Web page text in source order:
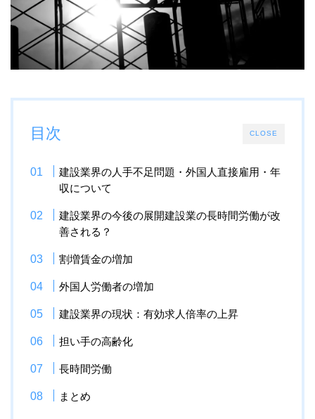
CLOSE
目次
建設業界の人手不足問題・外国人直接雇用・年
収について
建設業界の今後の展開建設業の長時間労働が改
善される？
割増賃金の増加
外国人労働者の増加
建設業界の現状：有効求人倍率の上昇
担い手の高齢化
長時間労働
まとめ